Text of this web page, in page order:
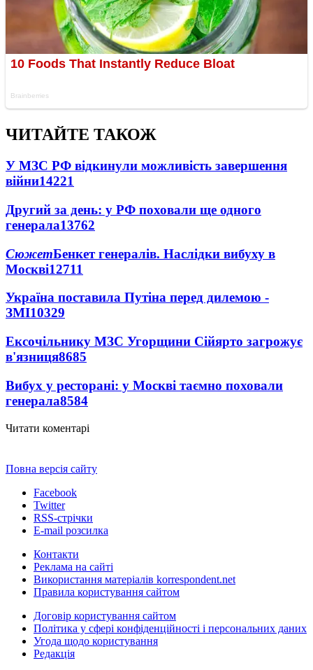
ЧИТАЙТЕ ТАКОЖ
У МЗС РФ відкинули можливість завершення
війни14221
Другий за день: у РФ поховали ще одного
генерала13762
СюжетБенкет генералів. Наслідки вибуху в
Москві12711
Україна поставила Путіна перед дилемою -
ЗМІ10329
Ексочільнику МЗС Угорщини Сійярто загрожує
в'язниця8685
Вибух у ресторані: у Москві таємно поховали
генерала8584
Читати коментарі
Повна версія сайту
Facebook
Twitter
RSS-стрічки
E-mail розсилка
Контакти
Реклама на сайті
Використання матеріалів korrespondent.net
Правила користування сайтом
Договір користування сайтом
Політика у сфері конфіденційності і персональних даних
Угода щодо користування
Редакція